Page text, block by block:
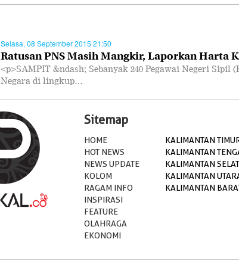
Selasa, 08 September 2015 21:50
Ratusan PNS Masih Mangkir, Laporkan Harta
<p>SAMPIT &ndash; Sebanyak 240 Pegawai Negeri Sipil
Negara di lingkup…
Sitemap
HOME
HOT NEWS
NEWS UPDATE
KOLOM
RAGAM INFO
INSPIRASI
FEATURE
OLAHRAGA
EKONOMI
KALIMANTAN
KALIMANTAN
KALIMANTAN
KALIMANTAN
KALIMANTAN